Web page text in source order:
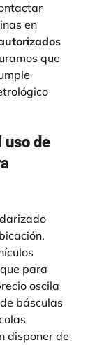
en
que
uso de
para
oscila
básculas
disponer de